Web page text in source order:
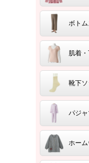
ボトム
肌着
靴下
パジャ
ホー